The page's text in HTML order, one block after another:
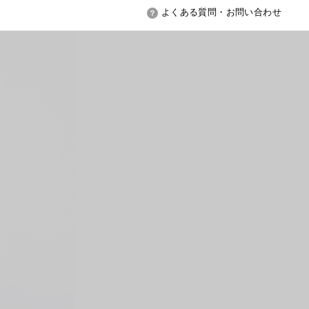
よくある質問・お問い合わせ